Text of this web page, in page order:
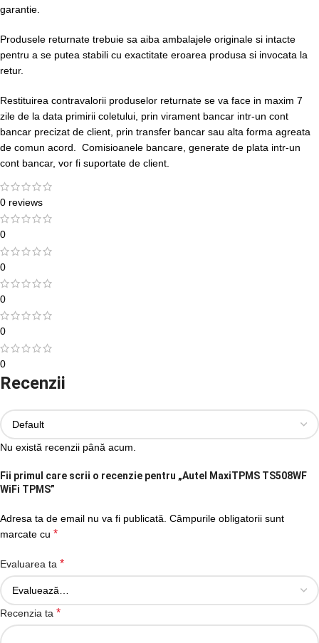
garantie.
Produsele returnate trebuie sa aiba ambalajele originale si intacte
pentru a se putea stabili cu exactitate eroarea produsa si invocata la
retur.
Restituirea contravalorii produselor returnate se va face in maxim 7
zile de la data primirii coletului, prin virament bancar intr-un cont
bancar precizat de client, prin transfer bancar sau alta forma agreata
de comun acord. Comisioanele bancare, generate de plata intr-un
cont bancar, vor fi suportate de client.
0 reviews
0
0
0
0
0
Recenzii
Nu există recenzii până acum.
Fii primul care scrii o recenzie pentru „Autel MaxiTPMS TS508WF
WiFi TPMS”
Adresa ta de email nu va fi publicată. Câmpurile obligatorii sunt
marcate cu *
Evaluarea ta *
Recenzia ta *